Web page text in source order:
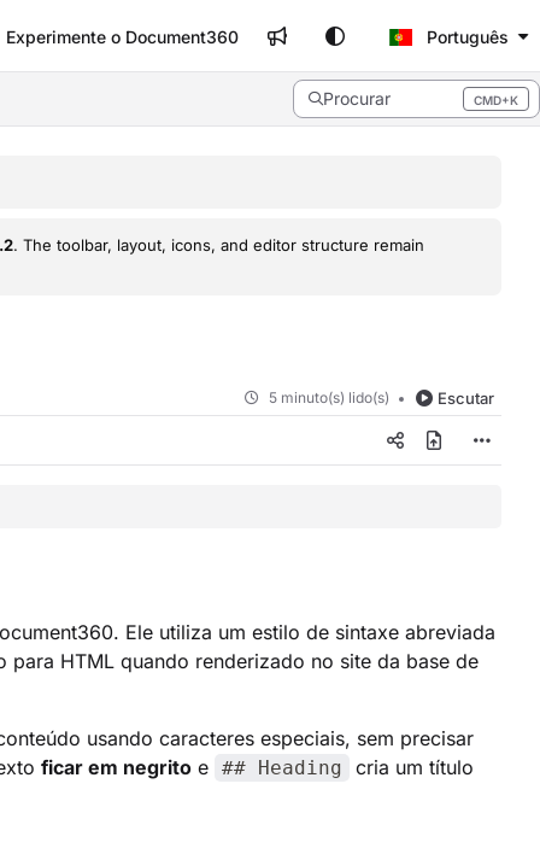
Experimente o Document360 Português
Procurar CMD+K
Press CMD+K to open search
. The toolbar, layout, icons, and editor structure remain
5 minuto(s) lido(s) Escutar
Ele utiliza um estilo de sintaxe abreviada
HTML quando renderizado no site da base de
usando caracteres especiais, sem precisar
ficar em negrito e ## Heading
cria um título